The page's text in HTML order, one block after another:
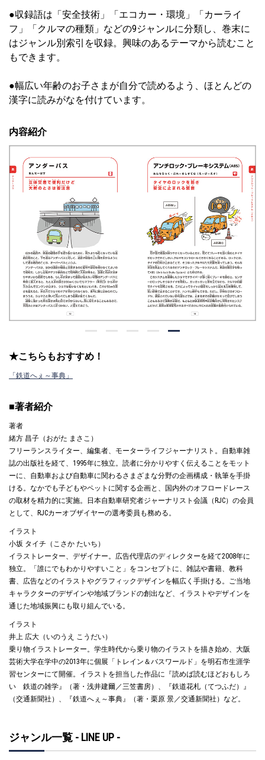
●収録語は「安全技術」「エコカー・環境」「カーライ
フ」「クルマの種類」などの9ジャンルに分類し、巻末に
はジャンル別索引を収録。興味のあるテーマから読むこと
もできます。
●幅広い年齢のお子さまが自分で読めるよう、ほとんどの
漢字に読みがなを付けています。
内容紹介
★こちらもおすすめ！
「鉄道へぇ～事典」
■著者紹介
著者
緒方 昌子（おがた まさこ）
フリーランスライター、編集者、モーターライフジャーナリスト。自動車雑
誌の出版社を経て、1995年に独立。読者に分かりやすく伝えることをモット
ーに、自動車および自動車に関わるさまざまな分野の企画構成・執筆を手掛
ける。なかでも子どもやペットに関する企画と、国内外のオフロードレース
の取材を精力的に実施。日本自動車研究者ジャーナリスト会議（RJC）の会員
として、RJCカーオブザイヤーの選考委員も務める。
イラスト
小坂 タイチ（こさか たいち）
イラストレーター、デザイナー。広告代理店のディレクターを経て2008年に
独立。「誰にでもわかりやすいこと」をコンセプトに、雑誌や書籍、教科
書、広告などのイラストやグラフィックデザインを幅広く手掛ける。ご当地
キャラクターのデザインや地域ブランドの創出など、イラストやデザインを
通じた地域振興にも取り組んでいる。
イラスト
井上 広大（いのうえ こうだい）
乗り物イラストレーター。学生時代から乗り物のイラストを描き始め、大阪
芸術大学在学中の2013年に個展「トレイン＆バスワールド」を明石市生涯学
習センターにて開催。イラストを担当した作品に『読めば読むほどおもしろ
い 鉄道の雑学』（著・浅井建爾／三笠書房）、『鉄道花札（てつふだ）』
（交通新聞社）、『鉄道へぇ～事典』（著・栗原 景／交通新聞社）など。
ジャンル一覧 - LINE UP -